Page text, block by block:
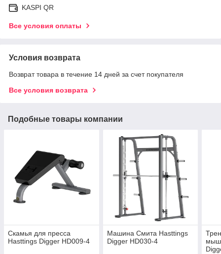
KASPI QR
Все условия оплаты
Условия возврата
Возврат товара в течение 14 дней за счет покупателя
Все условия возврата
Подобные товары компании
Скамья для пресса
Hasttings Digger HD009-4
Машина Смита Hasttings
Digger HD030-4